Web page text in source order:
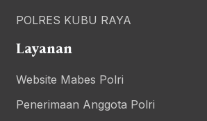
POLRES KUBU RAYA
Layanan
Website Mabes Polri
Penerimaan Anggota Polri